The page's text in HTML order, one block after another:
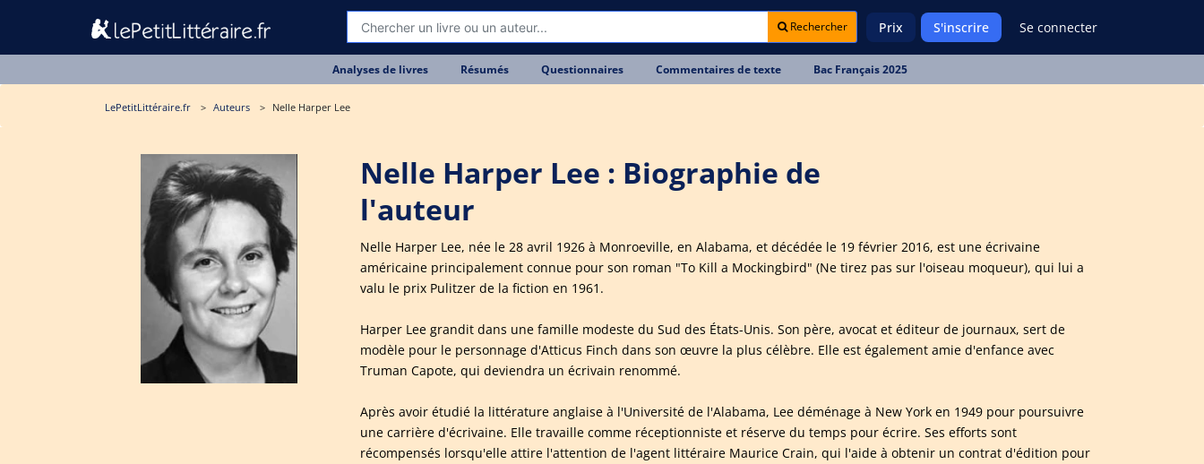
Rechercher Prix S'inscrire Se connecter
Analyses de livres Résumés Questionnaires Commentaires de texte Bac Français 2025
LePetitLittéraire.fr Auteurs Nelle Harper Lee
Nelle Harper Lee : Biographie de
l'auteur
Nelle Harper Lee, née le 28 avril 1926 à Monroeville, en Alabama, et décédée le 19 février 2016, est une écrivaine
américaine principalement connue pour son roman "To Kill a Mockingbird" (Ne tirez pas sur l'oiseau moqueur), qui lui a
valu le prix Pulitzer de la fiction en 1961.
Harper Lee grandit dans une famille modeste du Sud des États-Unis. Son père, avocat et éditeur de journaux, sert de
modèle pour le personnage d'Atticus Finch dans son œuvre la plus célèbre. Elle est également amie d'enfance avec
Truman Capote, qui deviendra un écrivain renommé.
Après avoir étudié la littérature anglaise à l'Université de l'Alabama, Lee déménage à New York en 1949 pour poursuivre
une carrière d'écrivaine. Elle travaille comme réceptionniste et réserve du temps pour écrire. Ses efforts sont
récompensés lorsqu'elle attire l'attention de l'agent littéraire Maurice Crain, qui l'aide à obtenir un contrat d'édition pour